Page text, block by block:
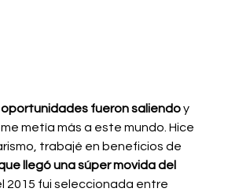
oportunidades fueron saliendo y
metía más a este mundo. Hice
trabajé en beneficios de
llegó una súper movida del
2015 fui seleccionada entre